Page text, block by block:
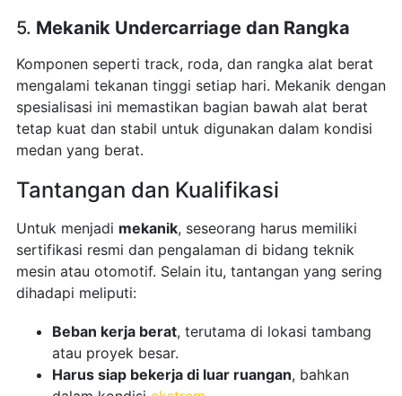
5. Mekanik Undercarriage dan Rangka
Komponen seperti track, roda, dan rangka alat berat
mengalami tekanan tinggi setiap hari. Mekanik dengan
spesialisasi ini memastikan bagian bawah alat berat
tetap kuat dan stabil untuk digunakan dalam kondisi
medan yang berat.
Tantangan dan Kualifikasi
Untuk menjadi mekanik, seseorang harus memiliki
sertifikasi resmi dan pengalaman di bidang teknik
mesin atau otomotif. Selain itu, tantangan yang sering
dihadapi meliputi:
Beban kerja berat, terutama di lokasi tambang
atau proyek besar.
Harus siap bekerja di luar ruangan, bahkan